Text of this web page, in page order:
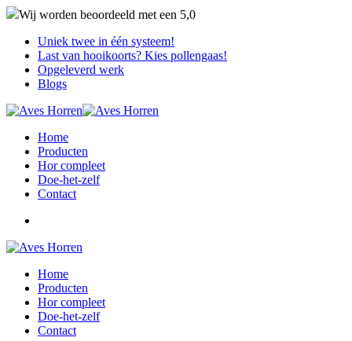
Wij worden beoordeeld met een 5,0
Uniek twee in één systeem!
Last van hooikoorts? Kies pollengaas!
Opgeleverd werk
Blogs
Home
Producten
Hor compleet
Doe-het-zelf
Contact
Home
Producten
Hor compleet
Doe-het-zelf
Contact